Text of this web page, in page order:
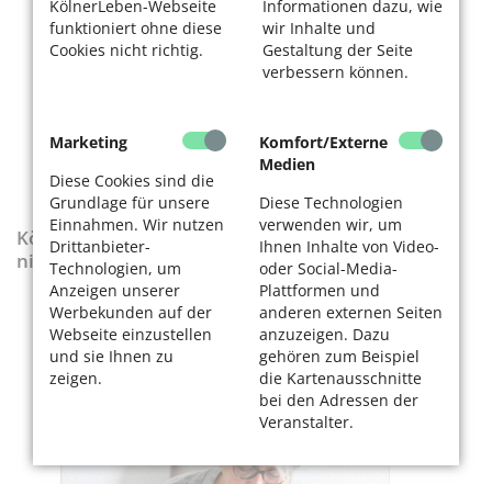
KölnerLeben-Webseite
funktioniert ohne diese
Cookies nicht richtig.
Informationen dazu, wie
wir Inhalte und
Gestaltung der Seite
verbessern können.
Marketing
Diese Cookies sind die
Grundlage für unsere
Einnahmen. Wir nutzen
Drittanbieter-
Technologien, um
Anzeigen unserer
Werbekunden auf der
Webseite einzustellen
und sie Ihnen zu
zeigen.
Komfort/Externe
Medien
Diese Technologien
verwenden wir, um
Ihnen Inhalte von Video-
oder Social-Media-
Plattformen und
anderen externen Seiten
anzuzeigen. Dazu
gehören zum Beispiel
die Kartenausschnitte
bei den Adressen der
Veranstalter.
KölnerLeben-Sonderausgabe „Wenn die Rente
nicht reicht“